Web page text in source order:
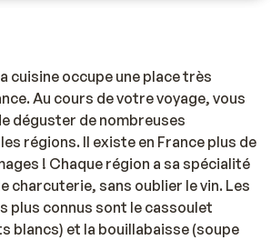
cuisine occupe une place très
Au cours de votre voyage, vous
déguster de nombreuses
régions. Il existe en France plus de
! Chaque région a sa spécialité
charcuterie, sans oublier le vin. Les
plus connus sont le cassoulet
blancs) et la bouillabaisse (soupe